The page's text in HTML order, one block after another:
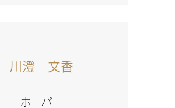
川澄 文香
ホーパー